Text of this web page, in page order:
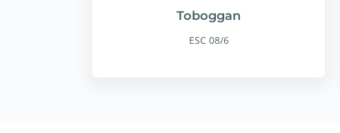
Toboggan
ESC 08/6